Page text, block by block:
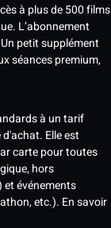
à plus de 500 films
L’abonnement
petit supplément
séances premium,
à un tarif
Elle est
carte pour toutes
hors
et événements
etc.). En savoir